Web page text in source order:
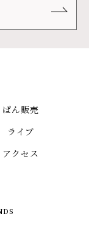
ぱん販売
ライブ
アクセス